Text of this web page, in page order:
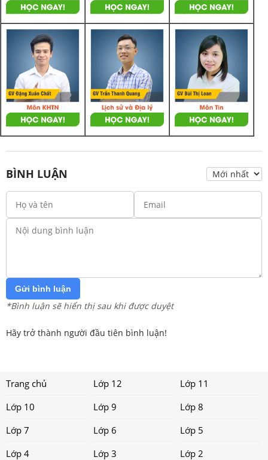
BÌNH LUẬN
Gửi bình luận
*Bình luận sẽ hiển thị sau khi được duyệt
Hãy trở thành người đầu tiên bình luận!
Trang chủ Lớp 12
Lớp 11
Lớp 10
Lớp 9
Lớp 8
Lớp 7
Lớp 6
Lớp 5
Lớp 4
Lớp 3 Lớp 2